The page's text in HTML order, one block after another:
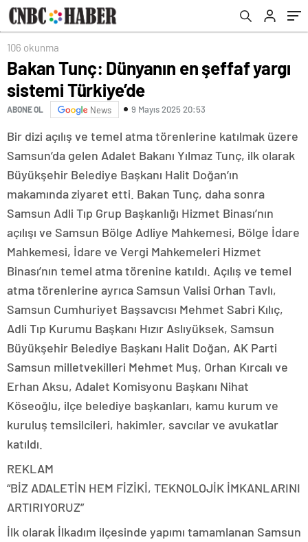
106 okunma
Bakan Tunç: Dünyanın en şeffaf yargı
sistemi Türkiye’de
ABONE OL News 9 Mayıs 2025 20:53
Bir dizi açılış ve temel atma törenlerine katılmak üzere
Samsun’da gelen Adalet Bakanı Yılmaz Tunç, ilk olarak
Büyükşehir Belediye Başkanı Halit Doğan’ın
makamında ziyaret etti. Bakan Tunç, daha sonra
Samsun Adli Tıp Grup Başkanlığı Hizmet Binası’nın
açılışı ve Samsun Bölge Adliye Mahkemesi, Bölge İdare
Mahkemesi, İdare ve Vergi Mahkemeleri Hizmet
Binası’nın temel atma törenine katıldı. Açılış ve temel
atma törenlerine ayrıca Samsun Valisi Orhan Tavlı,
Samsun Cumhuriyet Başsavcısı Mehmet Sabri Kılıç,
Adli Tıp Kurumu Başkanı Hızır Aslıyüksek, Samsun
Büyükşehir Belediye Başkanı Halit Doğan, AK Parti
Samsun milletvekilleri Mehmet Muş, Orhan Kırcalı ve
Erhan Aksu, Adalet Komisyonu Başkanı Nihat
Köseoğlu, ilçe belediye başkanları, kamu kurum ve
kuruluş temsilcileri, hakimler, savcılar ve avukatlar
katıldı.
REKLAM
“BİZ ADALETİN HEM FİZİKİ, TEKNOLOJİK İMKANLARINI
ARTIRIYORUZ”
İlk olarak İlkadım ilçesinde yapımı tamamlanan Samsun